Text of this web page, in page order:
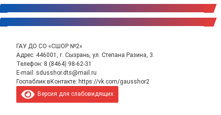
ГАУ ДО СО «СШОР №2»
Адрес: 446001, г. Сызрань, ул. Степана Разина, 3.
Телефон: 8 (8464) 98-62-31
E-mail: sdusshor.dts@mail.ru
Госпаблик вКонтакте: https://vk.com/gausshor2
Версия для слабовидящих